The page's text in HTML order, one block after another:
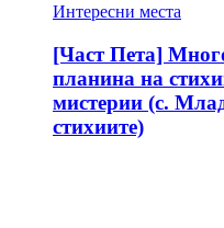
Интересни места
[Част Пета]
планина на
мистерии (с.
стихиите)